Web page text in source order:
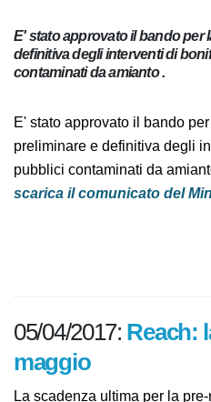
E' stato approvato il bando
preliminare e definitiva degli
pubblici contaminati da
E' stato approvato il bando
preliminare e definitiva
edifici pubblici contaminati
scarica il comunicato del
05/04/2017:
31 maggio